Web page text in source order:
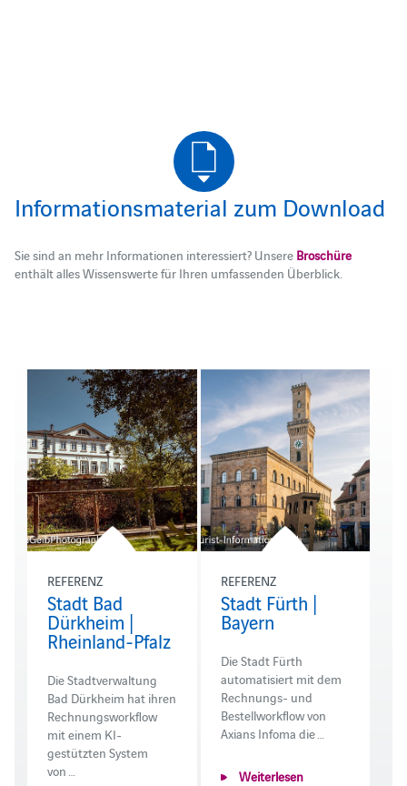
Informationsmaterial zum Download
Sie sind an mehr Informationen interessiert? Unsere Broschüre
enthält alles Wissenswerte für Ihren umfassenden Überblick.
REFERENZ
Stadt Bad
Dürkheim |
Rheinland-Pfalz
Die Stadtverwaltung
Bad Dürkheim hat ihren
Rechnungsworkflow
mit einem KI-
gestützten System
von …
REFERENZ
Stadt Fürth |
Bayern
Die Stadt Fürth
automatisiert mit dem
Rechnungs- und
Bestellworkflow von
Axians Infoma die …
Weiterlesen